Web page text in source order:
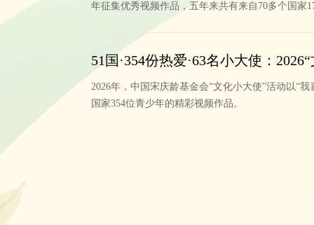
年征集优秀视频作品，五年来共有来自70多个国家
建了展示自我、传递心声、弘扬文化、增进交流的
51国·354份热爱·63名小大使：
2026年，中国宋庆龄基金会“文化小大使”活动以“
国家354位青少年的精彩视频作品。